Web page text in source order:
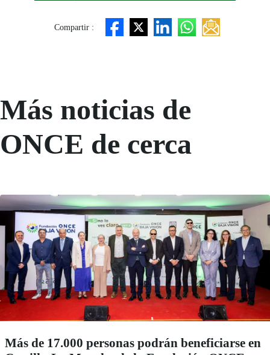
Compartir :
Más noticias de
ONCE de cerca
Más de 17.000 personas podrán beneficiarse en